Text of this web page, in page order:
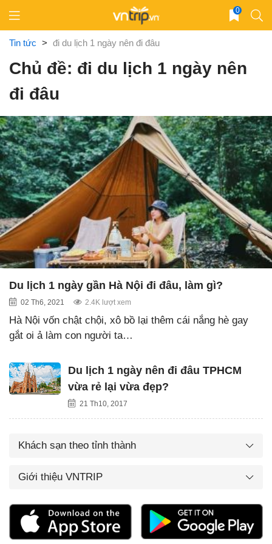
content
0
Tin tức > đi du lịch 1 ngày nên đi đâu
Chủ đề: đi du lịch 1 ngày nên
đi đâu
Du lịch 1 ngày gần Hà Nội đi đâu, làm gì?
02 Th6, 2021 2.4K lượt xem
Hà Nội vốn chật chội, xô bồ lại thêm cái nắng hè gay
gắt oi ả làm con người ta…
Du lịch 1 ngày nên đi đâu TPHCM
vừa rẻ lại vừa đẹp?
21 Th10, 2017
Khách sạn theo tỉnh thành
Giới thiệu VNTRIP